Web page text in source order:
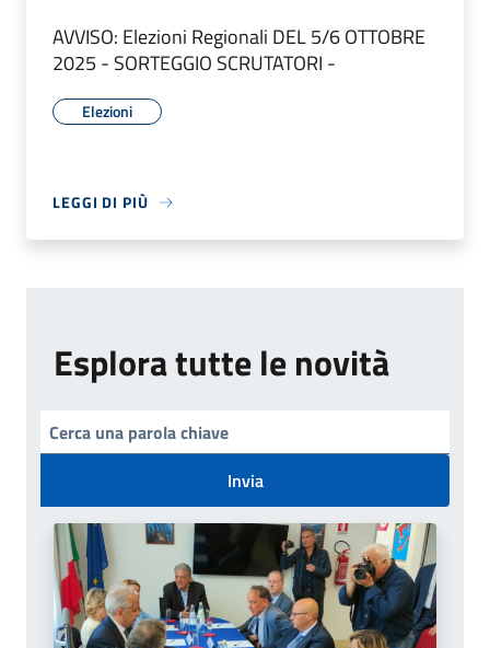
AVVISO: Elezioni Regionali DEL 5/6 OTTOBRE
2025 - SORTEGGIO SCRUTATORI -
Elezioni
LEGGI DI PIÙ
Esplora tutte le novità
Invia